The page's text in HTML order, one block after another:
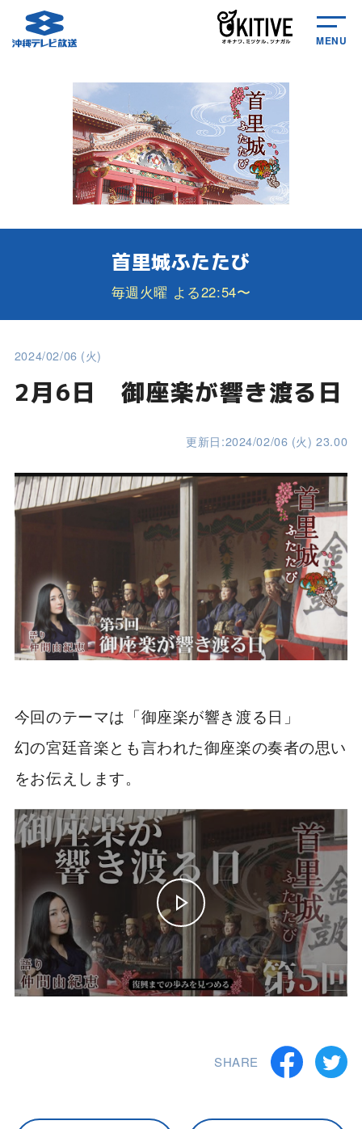
MENU
首里城ふたたび
毎週火曜 よる22:54〜
2024/02/06 (火)
2月6日 御座楽が響き渡る日
更新日:2024/02/06 (火) 23.00
今回のテーマは「御座楽が響き渡る日」
幻の宮廷音楽とも言われた御座楽の奏者の思い
をお伝えします。
SHARE